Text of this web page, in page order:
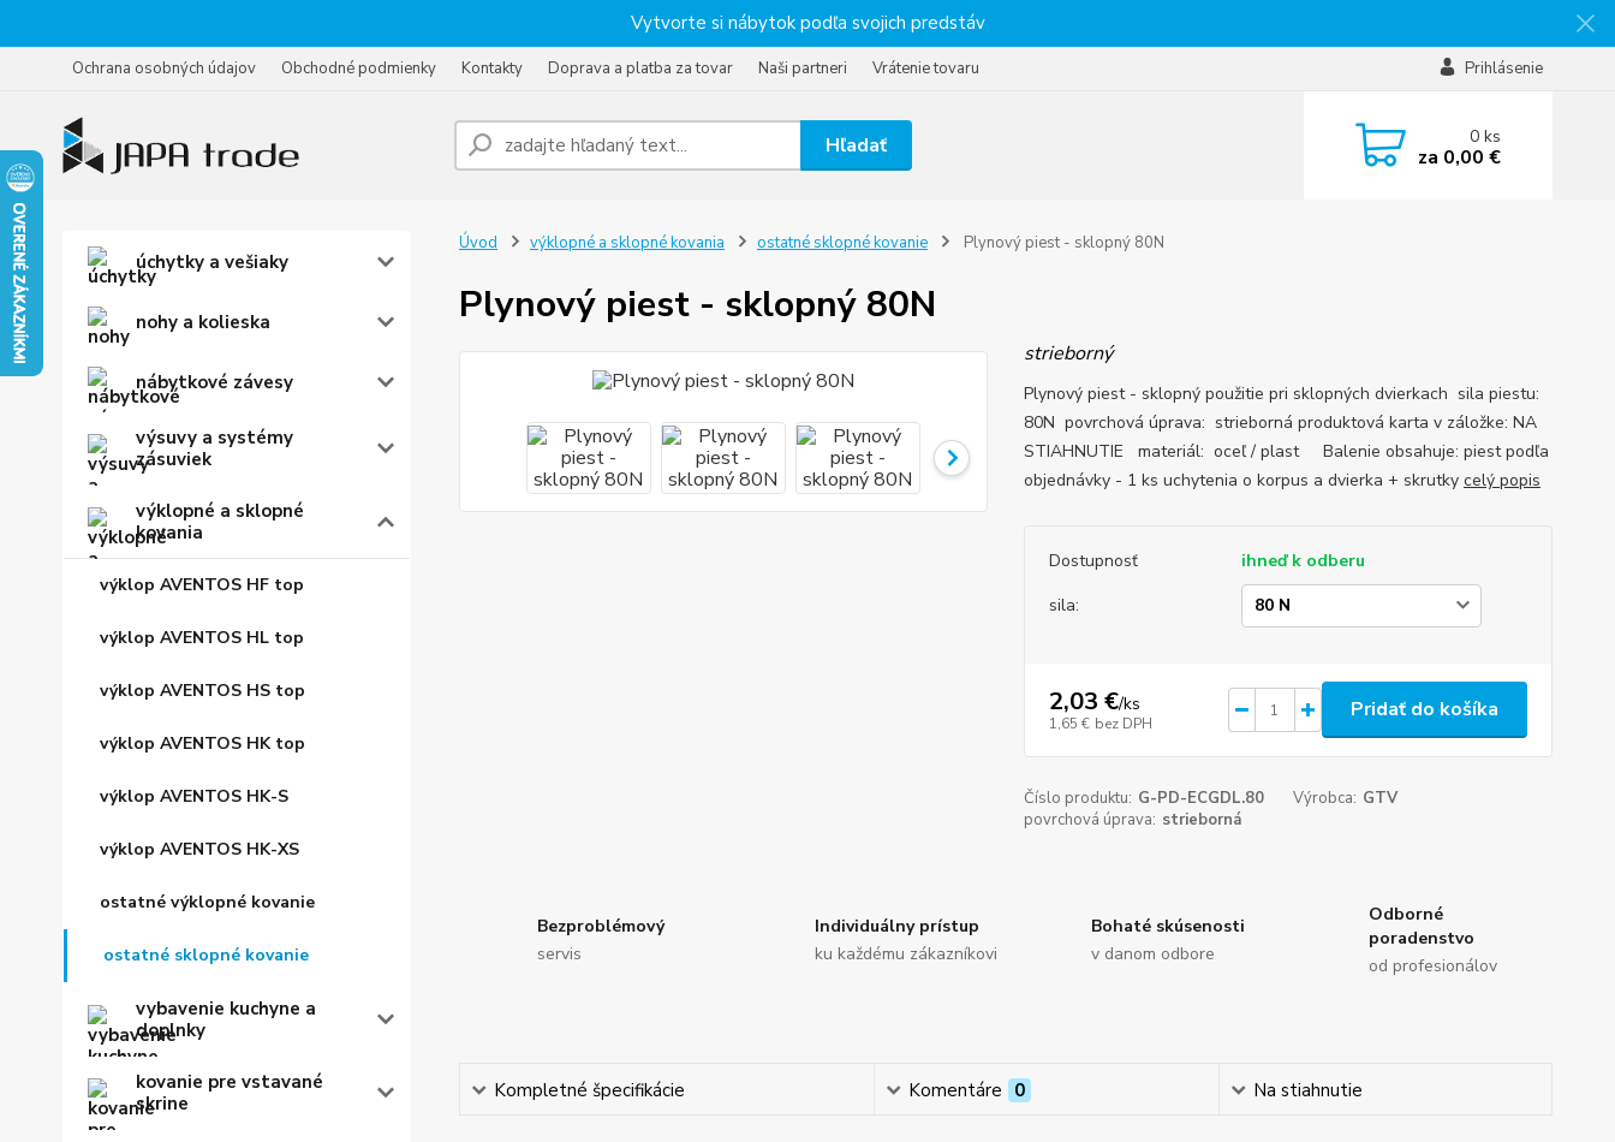
Vytvorte si nábytok podľa svojich predstáv
Ochrana osobných údajov Obchodné podmienky Kontakty Doprava a platba za tovar Naši partneri Vrátenie tovaru Prihlásenie
Hľadať 0ks
za 0,00 €
úchytky a vešiaky
nohy a kolieska
nábytkové závesy
výsuvy a systémy
zásuviek
výklopné a sklopné
kovania
výklop AVENTOS HF top
výklop AVENTOS HL top
výklop AVENTOS HS top
výklop AVENTOS HK top
výklop AVENTOS HK-S
výklop AVENTOS HK-XS
ostatné výklopné kovanie
ostatné sklopné kovanie
vybavenie kuchyne a
doplnky
kovanie pre vstavané
skrine
Úvod výklopné a sklopné kovania ostatné sklopné kovanie Plynový piest - sklopný 80N
Plynový piest - sklopný 80N
strieborný
Plynový piest - sklopný použitie pri sklopných dvierkach sila piestu:
80N povrchová úprava: strieborná produktová karta v záložke: NA
STIAHNUTIE materiál: oceľ / plast Balenie obsahuje: piest podľa
objednávky - 1 ks uchytenia o korpus a dvierka + skrutky celý popis
Dostupnosť
ihneď k odberu
sila:
2,03 €/ks
1,65 € bez DPH
Pridať do košíka
Číslo produktu: G-PD-ECGDL.80 Výrobca: GTV
povrchová úprava: strieborná
Bezproblémový
servis
Individuálny prístup
ku každému zákazníkovi
Bohaté skúsenosti
v danom odbore
Odborné
poradenstvo
od profesionálov
Kompletné špecifikácie Komentáre 0 Na stiahnutie